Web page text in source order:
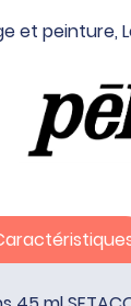
et peinture,